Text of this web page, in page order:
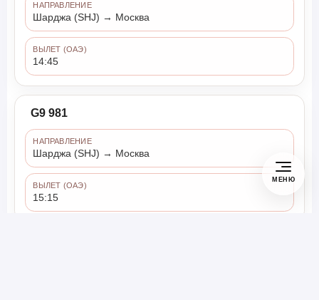
НАПРАВЛЕНИЕ
Шарджа (SHJ) → Москва
ВЫЛЕТ (ОАЭ)
14:45
G9 981
НАПРАВЛЕНИЕ
Шарджа (SHJ) → Москва
ВЫЛЕТ (ОАЭ)
15:15
МЕНЮ